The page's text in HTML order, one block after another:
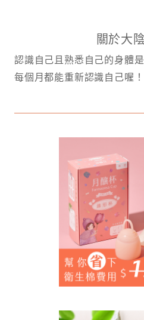
關於大
認識自己且熟悉自己的身體
每個月都能重新認識自己喔！